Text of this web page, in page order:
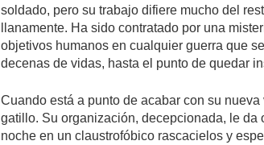
soldado, pero su trabajo difiere mucho del
llanamente. Ha sido contratado por una
objetivos humanos en cualquier guerra que
decenas de vidas, hasta el punto de quedar
Cuando está a punto de acabar con su
gatillo. Su organización, decepcionada, le
noche en un claustrofóbico rascacielos y